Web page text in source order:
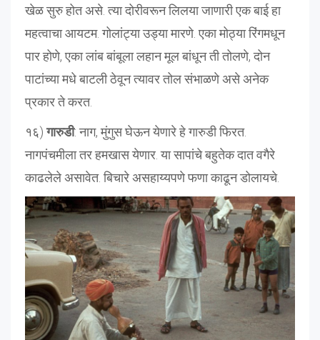
खेळ सुरु होत असे. त्या दोरीवरून लिलया जाणारी एक बाई हा
महत्वाचा आयटम. गोलांट्या उड्या मारणे. एका मोठ्या रिंगमधून
पार होणे, एका लांब बांबूला लहान मूल बांधून ती तोलणे, दोन
पाटांच्या मधे बाटली ठेवून त्यावर तोल संभाळणे असे अनेक
प्रकार ते करत.
१६)गारुडी: नाग, मुंगुस घेऊन येणारे हे गारुडी फिरत.
नागपंचमीला तर हमखास येणार. या सापांचे बहुतेक दात वगैरे
काढलेले असावेत. बिचारे असहाय्यपणे फणा काढून डोलायचे.